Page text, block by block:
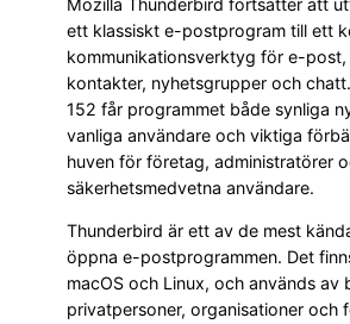
Mozilla Thunderbird fortsätter att
ett klassiskt e-postprogram till ett
kommunikationsverktyg för e-post,
kontakter, nyhetsgrupper och
152 får programmet både synliga
vanliga användare och viktiga
huven för företag, administratörer
säkerhetsmedvetna användare.
Thunderbird är ett av de mest
öppna e-postprogrammen. Det
macOS och Linux, och används av
privatpersoner, organisationer och